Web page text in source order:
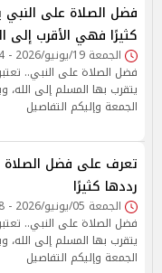
فضل الصلاة على النبي
كثيرًا فهي الأقرب إلى
الجمعة 19/يونيو/2026 - 12:24 م
فضل الصلاة على النبي..
يتقرب بها المسلم إلى الله،
الجمعة وإليكم التفاصيل
تعرف على فضل الصلاة
رددها كثيرًا
الجمعة 05/يونيو/2026 - 11:38 ص
فضل الصلاة على النبي..
يتقرب بها المسلم إلى الله،
الجمعة وإليكم التفاصيل